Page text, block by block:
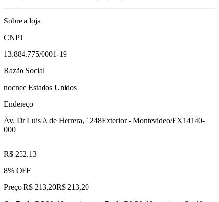
Sobre a loja
CNPJ
13.884.775/0001-19
Razão Social
nocnoc Estados Unidos
Endereço
Av. Dr Luis A de Herrera, 1248Exterior - Montevideo/EX14140-
000
R$ 232,13
8% OFF
Preço R$ 213,20R$ 213,20